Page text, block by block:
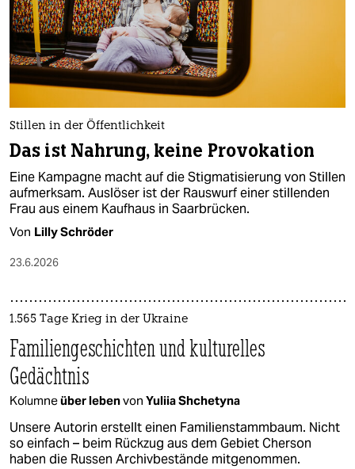
Stillen in der Öffentlichkeit
Das ist Nahrung, keine Provokation
Eine Kampagne macht auf die Stigmatisierung von Stillen
aufmerksam. Auslöser ist der Rauswurf einer stillenden
Frau aus einem Kaufhaus in Saarbrücken.
Von Lilly Schröder
23.6.2026
1.565 Tage Krieg in der Ukraine
Familiengeschichten und kulturelles
Gedächtnis
Kolumneüber lebenvon Yuliia Shchetyna
Unsere Autorin erstellt einen Familienstammbaum. Nicht
so einfach – beim Rückzug aus dem Gebiet Cherson
haben die Russen Archivbestände mitgenommen.